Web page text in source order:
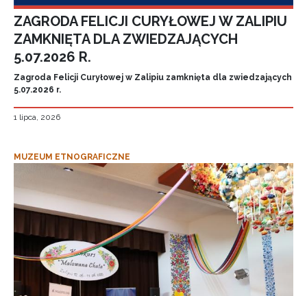
ZAGRODA FELICJI CURYŁOWEJ W ZALIPIU
ZAMKNIĘTA DLA ZWIEDZAJĄCYCH
5.07.2026 R.
Zagroda Felicji Curyłowej w Zalipiu zamknięta dla zwiedzających
5.07.2026 r.
1 lipca, 2026
MUZEUM ETNOGRAFICZNE